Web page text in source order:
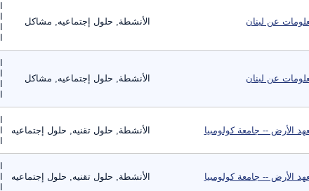
عن لبنان الأنشطة, حلول إجتماعيه, مشاكل
عن لبنان الأنشطة, حلول إجتماعيه, مشاكل
الأرض -- جامعة كولومبيا الأنشطة, حلول تقنيه, حلول إجتماعيه
الأرض -- جامعة كولومبيا الأنشطة, حلول تقنيه, حلول إجتماعيه